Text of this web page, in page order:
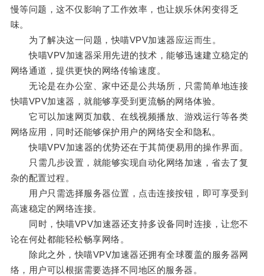
慢等问题，这不仅影响了工作效率，也让娱乐休闲变得乏
味。
为了解决这一问题，快喵VPV加速器应运而生。
快喵VPV加速器采用先进的技术，能够迅速建立稳定的
网络通道，提供更快的网络传输速度。
无论是在办公室、家中还是公共场所，只需简单地连接
快喵VPV加速器，就能够享受到更流畅的网络体验。
它可以加速网页加载、在线视频播放、游戏运行等各类
网络应用，同时还能够保护用户的网络安全和隐私。
快喵VPV加速器的优势还在于其简便易用的操作界面。
只需几步设置，就能够实现自动化网络加速，省去了复
杂的配置过程。
用户只需选择服务器位置，点击连接按钮，即可享受到
高速稳定的网络连接。
同时，快喵VPV加速器还支持多设备同时连接，让您不
论在何处都能轻松畅享网络。
除此之外，快喵VPV加速器还拥有全球覆盖的服务器网
络，用户可以根据需要选择不同地区的服务器。